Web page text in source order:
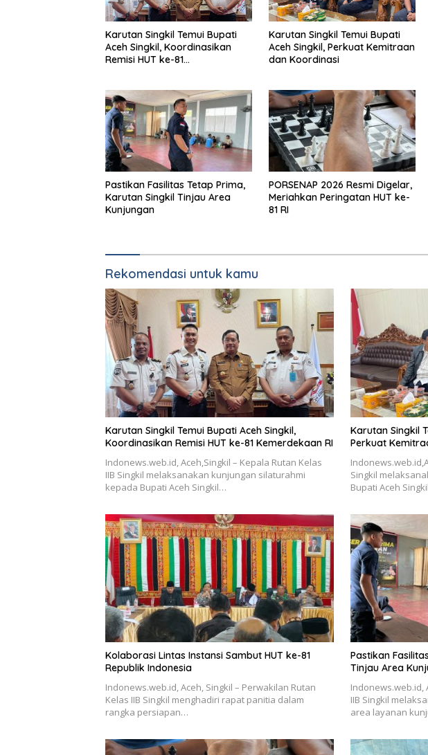
Karutan Singkil Temui Bupati
Aceh Singkil, Koordinasikan
Remisi HUT ke-81
Karutan Singkil Temui Bupati
Aceh Singkil, Perkuat Kemitraan
dan Koordinasi
Pastikan Fasilitas Tetap Prima,
Karutan Singkil Tinjau Area
Kunjungan
PORSENAP 2026 Resmi Digelar,
Meriahkan Peringatan HUT ke-
81 RI
Rekomendasi untuk kamu
Karutan Singkil Temui Bupati Aceh Singkil,
Koordinasikan Remisi HUT ke-81 Kemerdekaan RI
Indonews.web.id, Aceh,Singkil – Kepala Rutan Kelas
IIB Singkil melaksanakan kunjungan silaturahmi
kepada Bupati Aceh Singkil…
Karutan Singkil
Perkuat
Singkil
Bupati Aceh
Kolaborasi Lintas Instansi Sambut HUT ke-81
Republik Indonesia
Indonews.web.id, Aceh, Singkil – Perwakilan Rutan
Kelas IIB Singkil menghadiri rapat panitia dalam
rangka persiapan…
Pastikan
Tinjau Area
Indonews.web.id,
IIB Singkil
area layanan